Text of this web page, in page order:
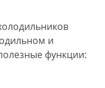
и
функции: